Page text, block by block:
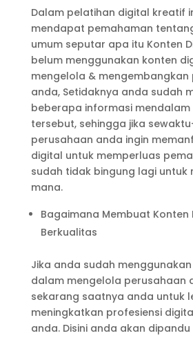
Dalam pelatihan digital kreatif
mendapat pemahaman
umum seputar apa itu Konten
belum menggunakan konten
mengelola & mengembangkan
anda, Setidaknya anda sudah
beberapa informasi
tersebut, sehingga jika
perusahaan anda ingin
digital untuk memperluas
sudah tidak bingung lagi untuk
mana.
Bagaimana Membuat Konten
Berkualitas
Jika anda sudah
dalam mengelola perusahaan
sekarang saatnya anda untuk
meningkatkan profesiensi
anda. Disini anda akan